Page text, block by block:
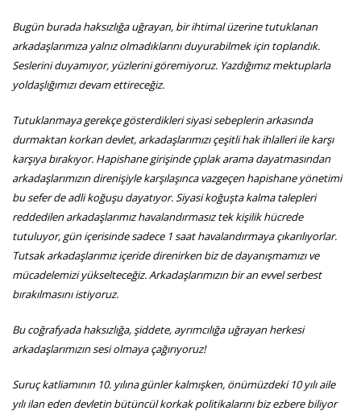
Bugün burada haksızlığa uğrayan, bir ihtimal üzerine tutuklanan
arkadaşlarımıza yalnız olmadıklarını duyurabilmek için toplandık.
Seslerini duyamıyor, yüzlerini göremiyoruz. Yazdığımız mektuplarla
yoldaşlığımızı devam ettireceğiz.
Tutuklanmaya gerekçe gösterdikleri siyasi sebeplerin arkasında
durmaktan korkan devlet, arkadaşlarımızı çeşitli hak ihlalleri ile karşı
karşıya bırakıyor. Hapishane girişinde çıplak arama dayatmasından
arkadaşlarımızın direnişiyle karşılaşınca vazgeçen hapishane yönetimi
bu sefer de adli koğuşu dayatıyor. Siyasi koğuşta kalma talepleri
reddedilen arkadaşlarımız havalandırmasız tek kişilik hücrede
tutuluyor, gün içerisinde sadece 1 saat havalandırmaya çıkarılıyorlar.
Tutsak arkadaşlarımız içeride direnirken biz de dayanışmamızı ve
mücadelemizi yükselteceğiz. Arkadaşlarımızın bir an evvel serbest
bırakılmasını istiyoruz.
Bu coğrafyada haksızlığa, şiddete, ayrımcılığa uğrayan herkesi
arkadaşlarımızın sesi olmaya çağırıyoruz!
Suruç katliamının 10. yılına günler kalmışken, önümüzdeki 10 yılı aile
yılı ilan eden devletin bütüncül korkak politikalarını biz ezbere biliyor